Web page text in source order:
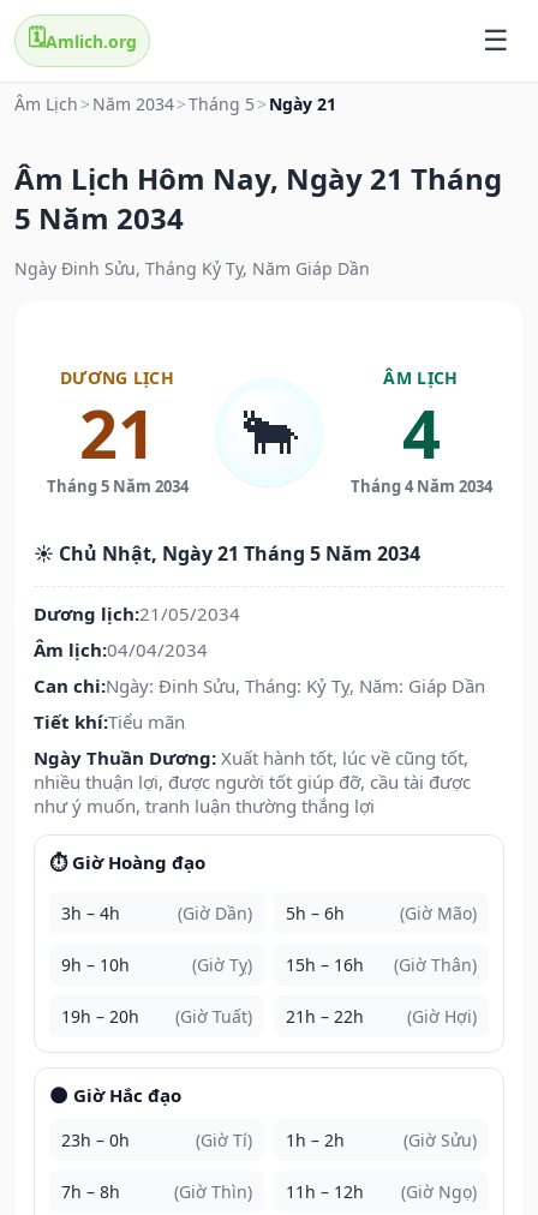
🗓️Amlich.org
Âm Lịch > Năm 2034>Tháng 5 > Ngày 21
Âm Lịch Hôm Nay, Ngày 21 Tháng
5 Năm 2034
Ngày Đinh Sửu, Tháng Kỷ Tỵ, Năm Giáp Dần
DƯƠNG LỊCH
21
Tháng 5 Năm 2034
🐂
ÂM LỊCH
4
Tháng 4 Năm 2034
☀️ Chủ Nhật, Ngày 21 Tháng 5 Năm 2034
Dương lịch:21/05/2034
Âm lịch:04/04/2034
Can chi:Ngày: Đinh Sửu, Tháng: Kỷ Tỵ, Năm: Giáp Dần
Tiết khí:Tiểu mãn
Ngày Thuần Dương: Xuất hành tốt, lúc về cũng tốt,
nhiều thuận lợi, được người tốt giúp đỡ, cầu tài được
như ý muốn, tranh luận thường thắng lợi
⏱️ Giờ Hoàng đạo
3h – 4h (Giờ Dần) 5h – 6h (Giờ Mão)
9h – 10h (Giờ Tỵ) 15h – 16h (Giờ Thân)
19h – 20h (Giờ Tuất) 21h – 22h (Giờ Hợi)
🌑 Giờ Hắc đạo
23h – 0h (Giờ Tí) 1h – 2h (Giờ Sửu)
7h – 8h (Giờ Thìn) 11h – 12h (Giờ Ngọ)